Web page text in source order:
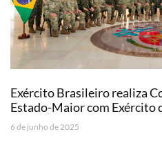
Exército Brasileiro realiza
Estado-Maior com Exército
6 de junho de 2025